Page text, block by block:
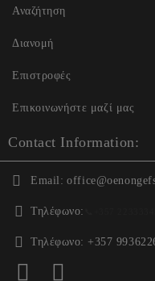
Αναζήτηση
Διανομή
Επιστροφές
Επικοινωνήστε μαζί μας
Contact Information:
Email:
Τηλέφωνο:
Τηλέφωνο: +357